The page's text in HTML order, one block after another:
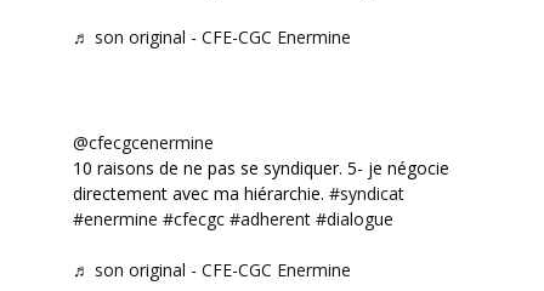
♬ son original - CFE-CGC Enermine
@cfecgcenermine
10 raisons de ne pas se syndiquer. 5- je négocie
directement avec ma hiérarchie. #syndicat
#enermine #cfecgc #adherent #dialogue
♬ son original - CFE-CGC Enermine